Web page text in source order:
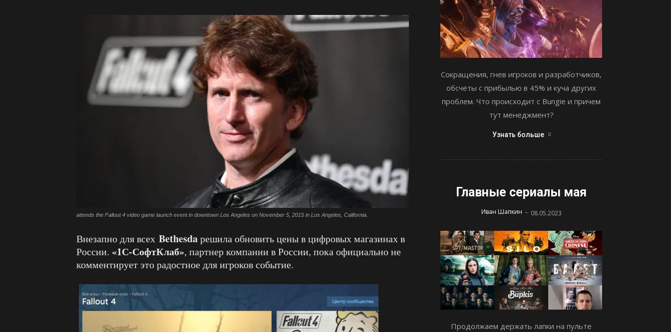
attends the Fallout 4 video game launch event in downtown Los Angeles on November 5, 2015 in Los Angeles, California.
Внезапно для всех Bethesdaрешила обновить цены в цифровых магазинах в
России. «1С-СофтКлаб», партнер компании в России, пока официально не
комментирует это радостное для игроков событие.
Сокращения, гнев игроков и разработчиков,
обсчеты с прибылью в 45% и куча других
проблем. Что происходит с Bungie и причем
тут менеджмент?
Узнать больше
Главные сериалы мая
Иван Шапкин - 08.05.2023
Продолжаем держать лапки на пульте